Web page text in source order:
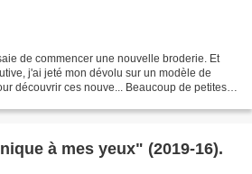
de commencer une nouvelle broderie. Et
j'ai jeté mon dévolu sur un modèle de
découvrir ces nouve... Beaucoup de petites
à mes yeux" (2019-16).